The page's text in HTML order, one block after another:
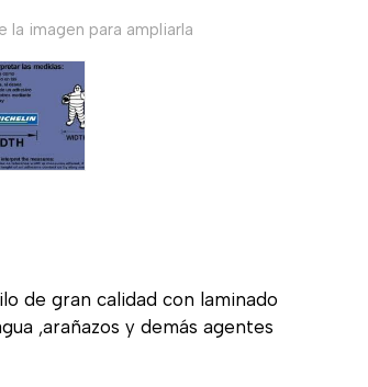
la imagen para ampliarla
de gran calidad con laminado
,arañazos y demás agentes